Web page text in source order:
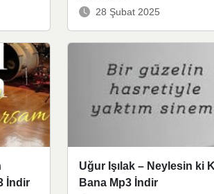
28 Şubat 2025
İndir
Uğur Işılak – Neylesin ki
Bana Mp3 İndir